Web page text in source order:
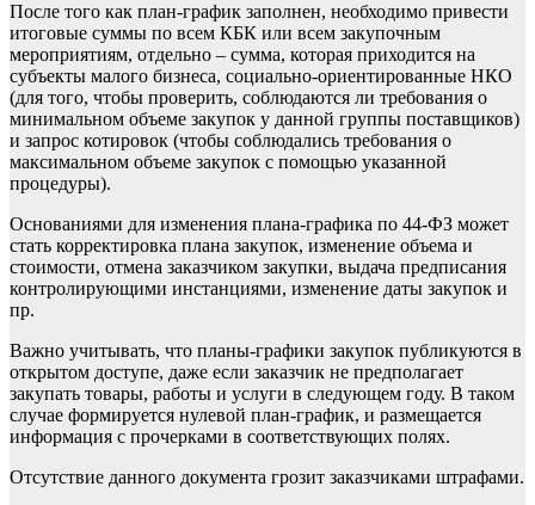
После того как план-график заполнен, необходимо привести
итоговые суммы по всем КБК или всем закупочным
мероприятиям, отдельно – сумма, которая приходится на
субъекты малого бизнеса, социально-ориентированные НКО
(для того, чтобы проверить, соблюдаются ли требования о
минимальном объеме закупок у данной группы поставщиков)
и запрос котировок (чтобы соблюдались требования о
максимальном объеме закупок с помощью указанной
процедуры).
Основаниями для изменения плана-графика по 44-ФЗ может
стать корректировка плана закупок, изменение объема и
стоимости, отмена заказчиком закупки, выдача предписания
контролирующими инстанциями, изменение даты закупок и
пр.
Важно учитывать, что планы-графики закупок публикуются в
открытом доступе, даже если заказчик не предполагает
закупать товары, работы и услуги в следующем году. В таком
случае формируется нулевой план-график, и размещается
информация с прочерками в соответствующих полях.
Отсутствие данного документа грозит заказчиками штрафами.